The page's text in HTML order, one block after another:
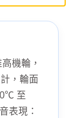
機輪，
，輪面
至
表現：